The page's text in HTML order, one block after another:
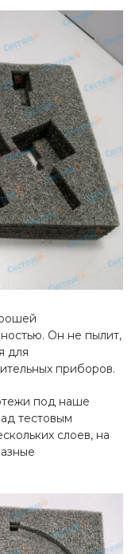
Он не пылит,
для
приборов.
под наше
тестовым
слоев, на